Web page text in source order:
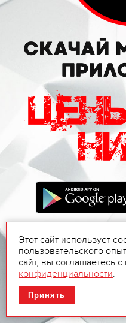
Этот сайт использует
пользовательского
сайт, вы соглашаетесь
конфиденциальности.
Принять